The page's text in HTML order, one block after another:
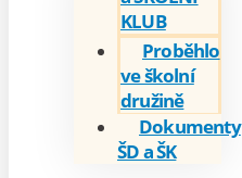
KLUB
Proběhlo
ve školní
družině
Dokumenty
ŠD a ŠK